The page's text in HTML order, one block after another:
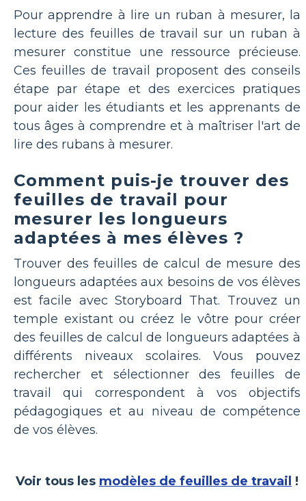
Pour apprendre à lire un ruban à mesurer, la
lecture des feuilles de travail sur un ruban à
mesurer constitue une ressource précieuse.
Ces feuilles de travail proposent des conseils
étape par étape et des exercices pratiques
pour aider les étudiants et les apprenants de
tous âges à comprendre et à maîtriser l'art de
lire des rubans à mesurer.
Comment puis-je trouver des
feuilles de travail pour
mesurer les longueurs
adaptées à mes élèves ?
Trouver des feuilles de calcul de mesure des
longueurs adaptées aux besoins de vos élèves
est facile avec Storyboard That. Trouvez un
temple existant ou créez le vôtre pour créer
des feuilles de calcul de longueurs adaptées à
différents niveaux scolaires. Vous pouvez
rechercher et sélectionner des feuilles de
travail qui correspondent à vos objectifs
pédagogiques et au niveau de compétence
de vos élèves.
Voir tous les modèles de feuilles de travail !